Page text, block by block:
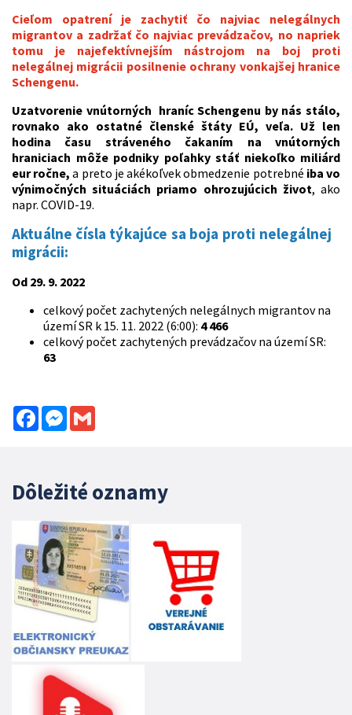
Cieľom opatrení je zachytiť čo najviac nelegálnych
migrantov a zadržať čo najviac prevádzačov, no napriek
tomu je najefektívnejším nástrojom na boj proti
nelegálnej migrácii posilnenie ochrany vonkajšej hranice
Schengenu.
Uzatvorenie vnútorných hraníc Schengenu by nás stálo,
rovnako ako ostatné členské štáty EÚ, veľa. Už len
hodina času stráveného čakaním na vnútorných
hraniciach môže podniky poľahky stáť niekoľko miliárd
eur ročne, a preto je akékoľvek obmedzenie potrebné iba vo
výnimočných situáciách priamo ohrozujúcich život, ako
napr. COVID-19.
Aktuálne čísla týkajúce sa boja proti nelegálnej
migrácii:
Od 29. 9. 2022
celkový počet zachytených nelegálnych migrantov na
území SR k 15. 11. 2022 (6:00): 4 466
celkový počet zachytených prevádzačov na území SR:
63
FacebookMessenger
Dôležité oznamy